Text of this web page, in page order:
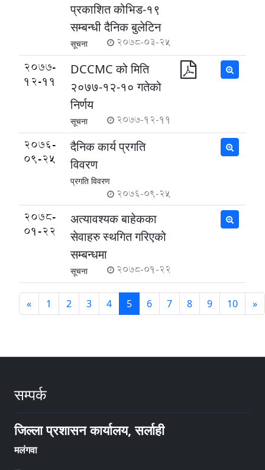
प्रकाशित कोभिड-१९
सम्बन्धी दैनिक बुलेटिन
सूचना 2078-03-25
2077-
12-11
DCCMC को मिति
२०७७-१२-१० गतेको
निर्णय
सूचना 2077-12-11
2076-
09-25
दैनिक कार्य प्रगति
विवरण
प्रगति विवरण
2076-09-25
2078-
01-22
अत्यावश्यक बाहेकका
सेवाहरु स्थगित गरिएको
सम्बन्धमा
सूचना 2078-01-22
« 1 2 3 4 5 6 7 8 9 10 »
सम्पर्क
जिल्ला प्रशासन कार्यालय, सर्लाही
मलंगवा